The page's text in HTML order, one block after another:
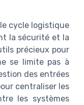
cycle logistique
la sécurité et la
précieux pour
se limite pas à
des entrées
centraliser les
les systèmes